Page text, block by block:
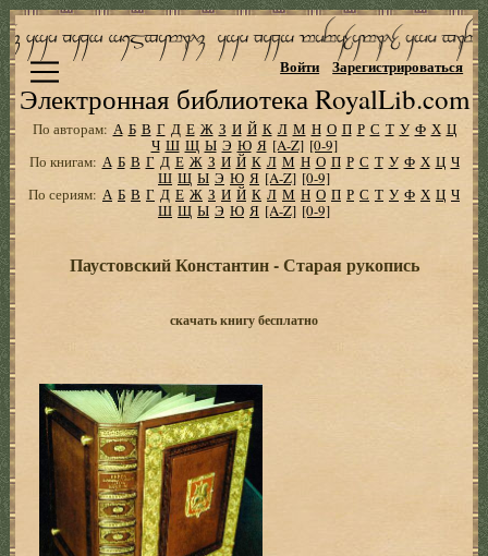
Электронная библиотека RoyalLib.com
Войти Зарегистрироваться
По авторам: А Б В Г Д Е Ж З И Й К Л М Н О П Р С Т У Ф Х Ц
Ч Ш Щ Ы Э Ю Я [A-Z] [0-9]
По книгам: А Б В Г Д Е Ж З И Й К Л М Н О П Р С Т У Ф Х Ц Ч
Ш Щ Ы Э Ю Я [A-Z] [0-9]
По сериям: А Б В Г Д Е Ж З И Й К Л М Н О П Р С Т У Ф Х Ц Ч
Ш Щ Ы Э Ю Я [A-Z] [0-9]
Паустовский Константин - Старая рукопись
скачать книгу бесплатно